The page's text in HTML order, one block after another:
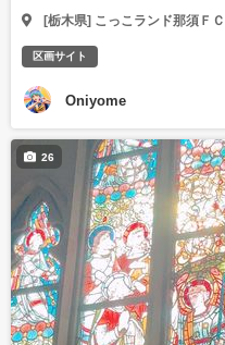
[栃木県] こっこランド那須Ｆ
区画サイト
Oniyome
26